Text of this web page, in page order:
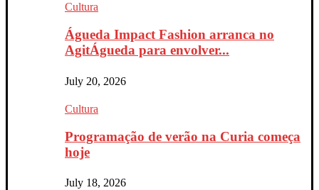
Cultura
Águeda Impact Fashion arranca no
AgitÁgueda para envolver...
July 20, 2026
Cultura
Programação de verão na Curia começa
hoje
July 18, 2026